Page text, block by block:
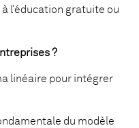
l’éducation gratuite ou
?
linéaire pour intégrer
du modèle